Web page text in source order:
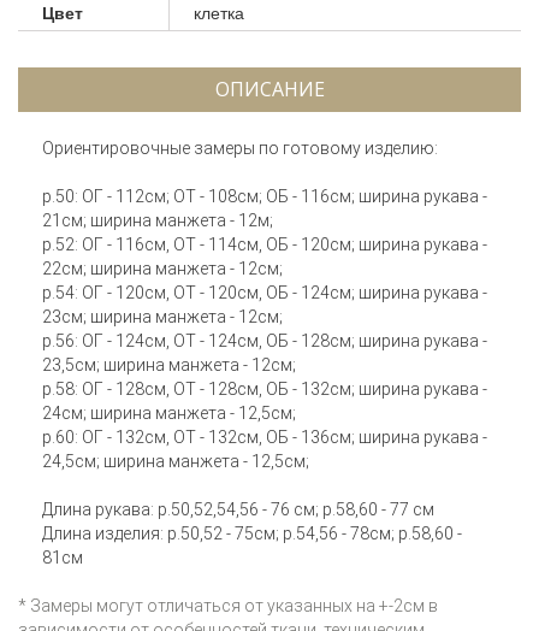
Цвет клетка
ОПИСАНИЕ
Ориентировочные замеры по готовому изделию:
р.50: ОГ - 112см; ОТ - 108см; ОБ - 116см; ширина рукава -
21см; ширина манжета - 12м;
р.52: ОГ - 116см, ОТ - 114см, ОБ - 120см; ширина рукава -
22см; ширина манжета - 12см;
р.54: ОГ - 120см, ОТ - 120см, ОБ - 124см; ширина рукава -
23см; ширина манжета - 12см;
р.56: ОГ - 124см, ОТ - 124см, ОБ - 128см; ширина рукава -
23,5см; ширина манжета - 12см;
р.58: ОГ - 128см, ОТ - 128см, ОБ - 132см; ширина рукава -
24см; ширина манжета - 12,5см;
р.60: ОГ - 132см, ОТ - 132см, ОБ - 136см; ширина рукава -
24,5см; ширина манжета - 12,5см;
Длина рукава: р.50,52,54,56 - 76 см; р.58,60 - 77 см
Длина изделия: р.50,52 - 75см; р.54,56 - 78см; р.58,60 -
81см
* Замеры могут отличаться от указанных на +-2см в